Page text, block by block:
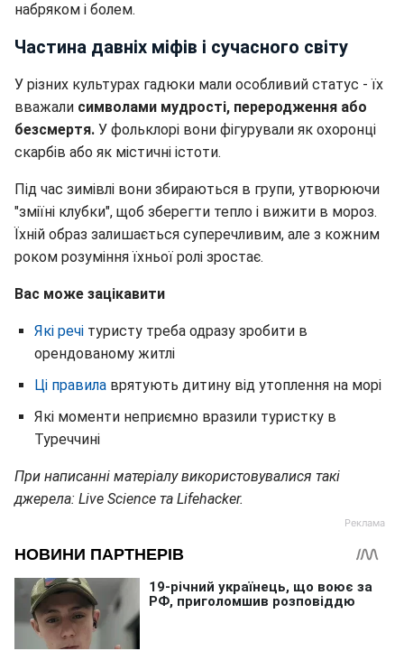
набряком і болем.
Частина давніх міфів і сучасного світу
У різних культурах гадюки мали особливий статус - їх
вважали символами мудрості, переродження або
безсмертя. У фольклорі вони фігурували як охоронці
скарбів або як містичні істоти.
Під час зимівлі вони збираються в групи, утворюючи
"зміїні клубки", щоб зберегти тепло і вижити в мороз.
Їхній образ залишається суперечливим, але з кожним
роком розуміння їхньої ролі зростає.
Вас може зацікавити
Які речі туристу треба одразу зробити в
орендованому житлі
Ці правила врятують дитину від утоплення на морі
Які моменти неприємно вразили туристку в
Туреччині
При написанні матеріалу використовувалися такі
джерела: Live Science та Lifehacker.